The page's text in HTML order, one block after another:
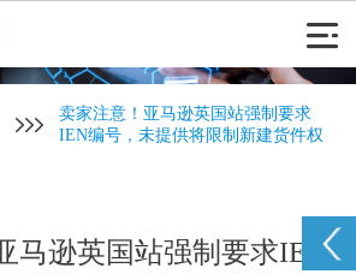
卖家注意！亚马逊英国站强制要求
IEN编号，未提供将限制新建货件权
马逊英国站强制要求IEN